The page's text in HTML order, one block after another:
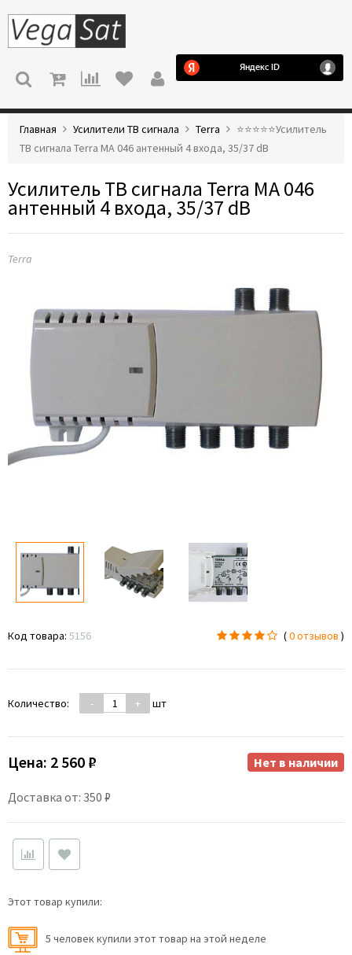
МЕНЮ
Главная Усилители ТВ сигнала Terra
⭐️⭐️⭐️⭐️⭐️Усилитель
ТВ сигнала Terra MA 046 антенный 4 входа, 35/37 dB
Усилитель ТВ сигнала Terra MA 046
антенный 4 входа, 35/37 dB
Terra
Код товара: 5156 (0 отзывов )
Количество: - + шт
Цена: 2 560 ₽
Доставка от: 350 ₽
Нет в наличии
Этот товар купили:
5 человек купили этот товар на этой неделе